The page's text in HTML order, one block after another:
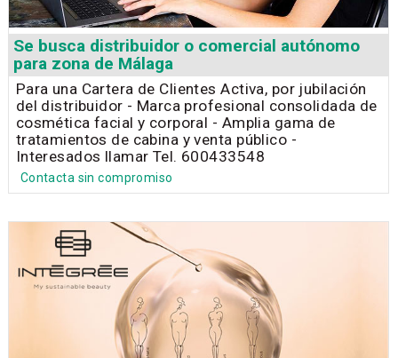
Se busca distribuidor o comercial autónomo
para zona de Málaga
Para una Cartera de Clientes Activa, por jubilación
del distribuidor - Marca profesional consolidada de
cosmética facial y corporal - Amplia gama de
tratamientos de cabina y venta público -
Interesados llamar Tel. 600433548
Contacta sin compromiso